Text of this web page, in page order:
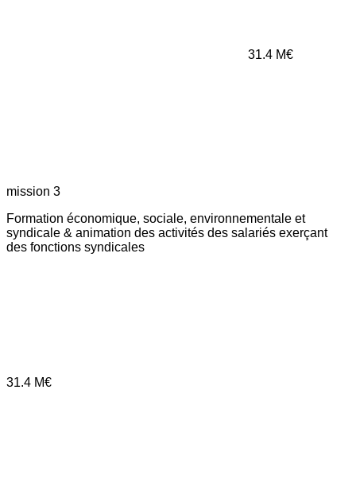
31.4 M€
mission 3
Formation économique, sociale, environnementale et
syndicale & animation des activités des salariés exerçant
des fonctions syndicales
31.4 M€